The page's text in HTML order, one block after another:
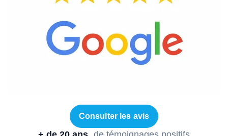
Consulter les avis